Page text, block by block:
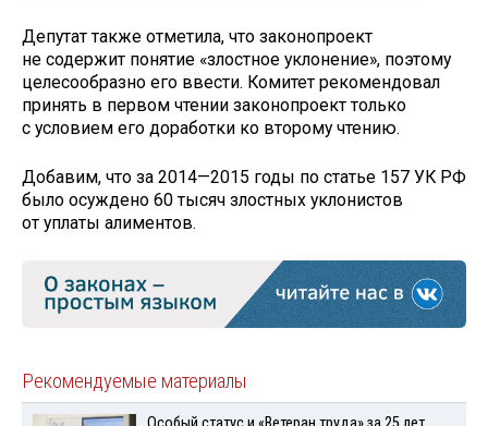
Депутат также отметила, что законопроект
не содержит понятие «злостное уклонение», поэтому
целесообразно его ввести. Комитет рекомендовал
принять в первом чтении законопроект только
с условием его доработки ко второму чтению.
Добавим, что за 2014—2015 годы по статье 157 УК РФ
было осуждено 60 тысяч злостных уклонистов
от уплаты алиментов.
Рекомендуемые материалы